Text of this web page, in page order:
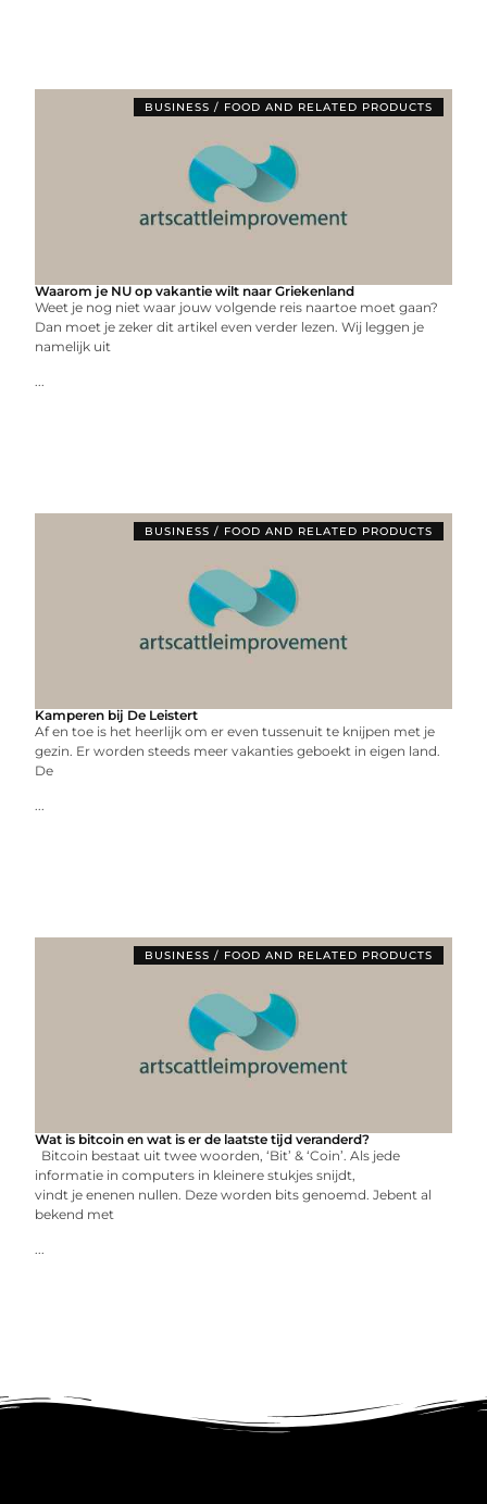
BUSINESS / FOOD AND RELATED PRODUCTS
Waarom je NU op vakantie wilt naar Griekenland
Weet je nog niet waar jouw volgende reis naartoe moet gaan?
Dan moet je zeker dit artikel even verder lezen. Wij leggen je
namelijk uit
...
BUSINESS / FOOD AND RELATED PRODUCTS
Kamperen bij De Leistert
Af en toe is het heerlijk om er even tussenuit te knijpen met je
gezin. Er worden steeds meer vakanties geboekt in eigen land.
De
...
BUSINESS / FOOD AND RELATED PRODUCTS
Wat is bitcoin en wat is er de laatste tijd veranderd?
Bitcoin bestaat uit twee woorden, ‘Bit’ & ‘Coin’. Als jede
informatie in computers in kleinere stukjes snijdt,
vindt je enenen nullen. Deze worden bits genoemd. Jebent al
bekend met
...